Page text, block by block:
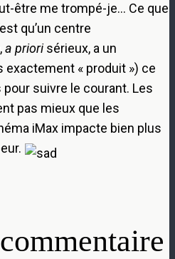
être me trompé-je… Ce que
qu’un centre
a priorisérieux, a un
exactement « produit ») ce
suivre le courant. Les
pas mieux que les
iMax impacte bien plus